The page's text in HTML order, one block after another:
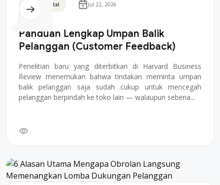
Bisnis Digital Jul 22, 2026
Panduan Lengkap Umpan Balik
Pelanggan (Customer Feedback)
Penelitian baru yang diterbitkan di Harvard Business
Review menemukan bahwa tindakan meminta umpan
balik pelanggan saja sudah cukup untuk mencegah
pelanggan berpindah ke toko lain — walaupun sebena...